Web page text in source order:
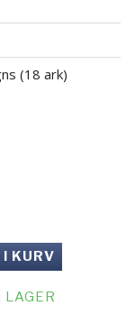
(18 ark)
KURV
LAGER